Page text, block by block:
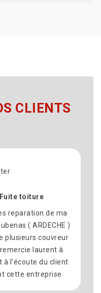
CLIENTS
de ma
)
à
client
à